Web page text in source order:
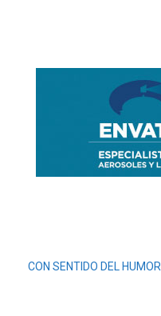
CON SENTIDO DEL HUMOR